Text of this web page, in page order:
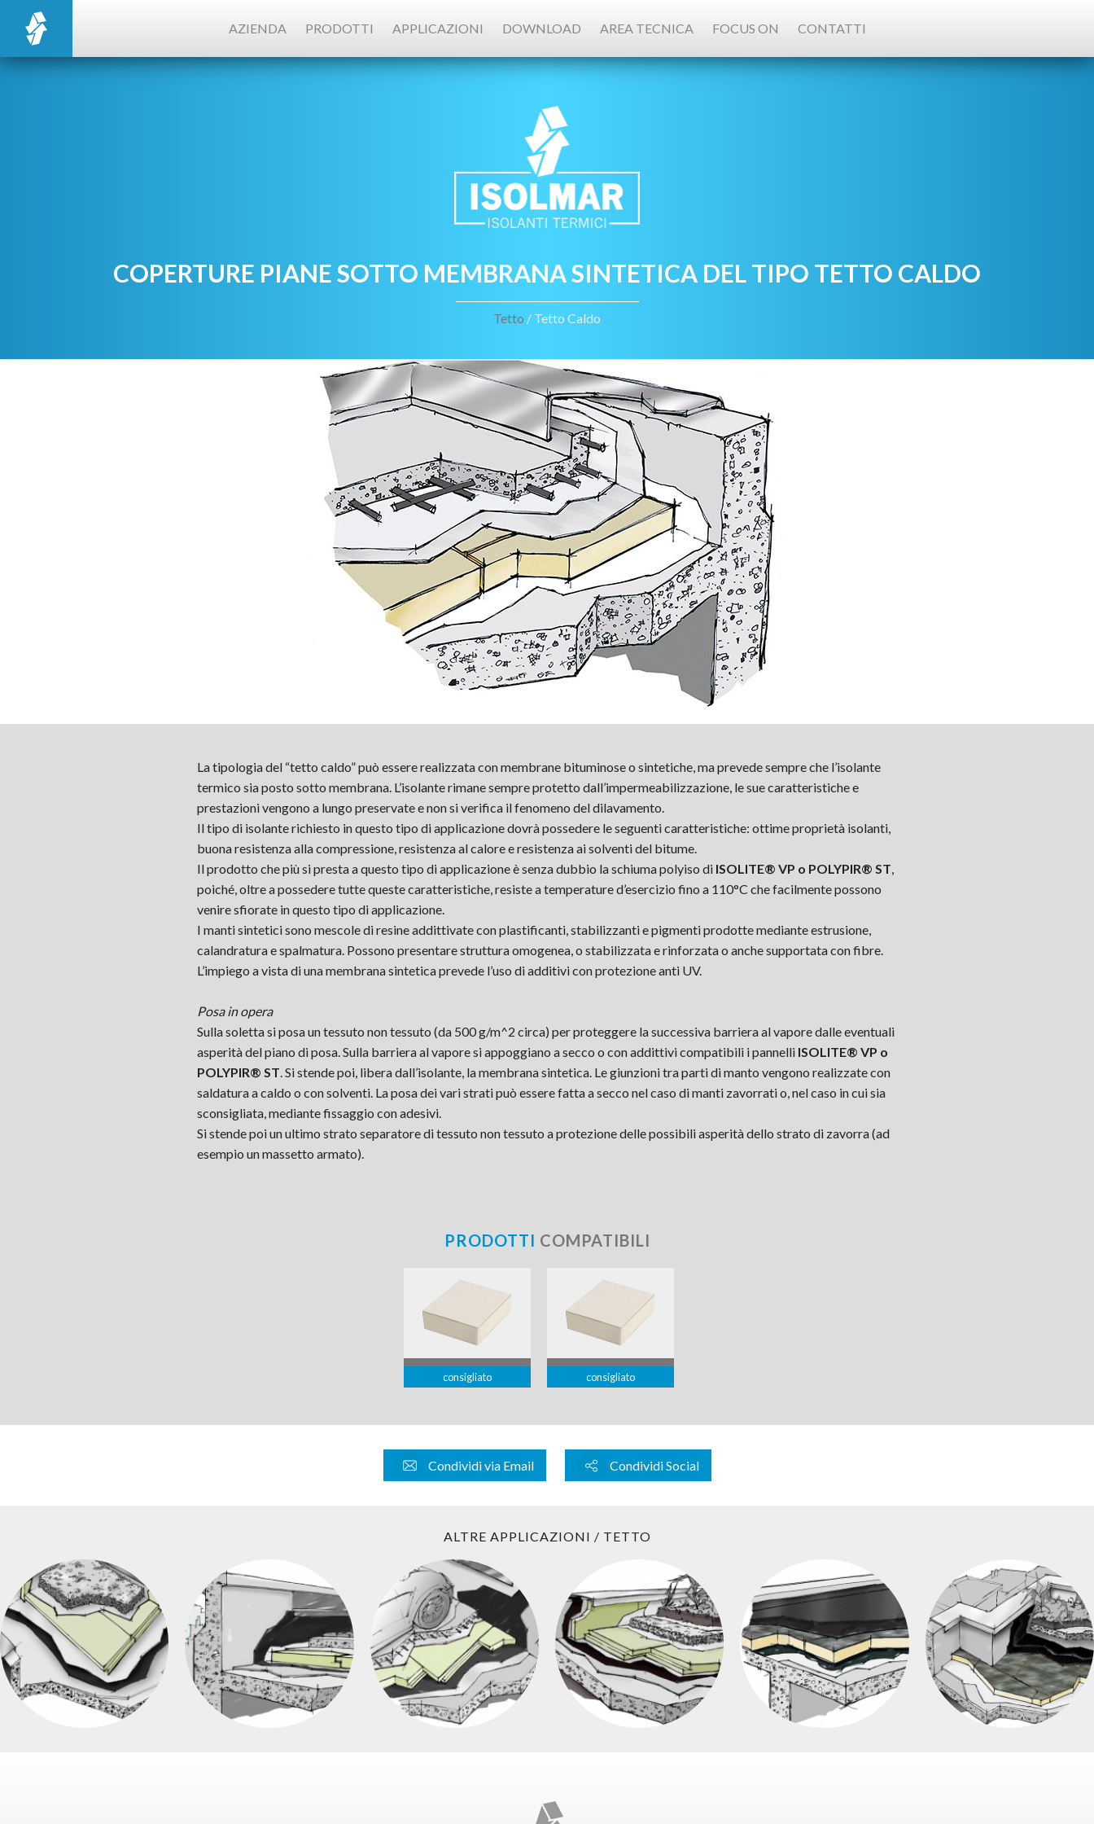
AZIENDA PRODOTTI APPLICAZIONI DOWNLOAD AREA TECNICA FOCUS ON CONTATTI
COPERTURE PIANE SOTTO MEMBRANA SINTETICA DEL TIPO TETTO CALDO
Tetto / Tetto Caldo
La tipologia del “tetto caldo” può essere realizzata con membrane bituminose o sintetiche, ma prevede sempre che l’isolante
termico sia posto sotto membrana. L’isolante rimane sempre protetto dall’impermeabilizzazione, le sue caratteristiche e
prestazioni vengono a lungo preservate e non si verifica il fenomeno del dilavamento.
Il tipo di isolante richiesto in questo tipo di applicazione dovrà possedere le seguenti caratteristiche: ottime proprietà isolanti,
buona resistenza alla compressione, resistenza al calore e resistenza ai solventi del bitume.
Il prodotto che più si presta a questo tipo di applicazione è senza dubbio la schiuma polyiso di ISOLITE® VP o POLYPIR® ST,
poiché, oltre a possedere tutte queste caratteristiche, resiste a temperature d’esercizio fino a 110°C che facilmente possono
venire sfiorate in questo tipo di applicazione.
I manti sintetici sono mescole di resine addittivate con plastificanti, stabilizzanti e pigmenti prodotte mediante estrusione,
calandratura e spalmatura. Possono presentare struttura omogenea, o stabilizzata e rinforzata o anche supportata con fibre.
L’impiego a vista di una membrana sintetica prevede l’uso di additivi con protezione anti UV.
Posa in opera
Sulla soletta si posa un tessuto non tessuto (da 500 g/m^2 circa) per proteggere la successiva barriera al vapore dalle eventuali
asperità del piano di posa. Sulla barriera al vapore si appoggiano a secco o con addittivi compatibili i pannelli ISOLITE® VP o
POLYPIR® ST. Si stende poi, libera dall’isolante, la membrana sintetica. Le giunzioni tra parti di manto vengono realizzate con
saldatura a caldo o con solventi. La posa dei vari strati può essere fatta a secco nel caso di manti zavorrati o, nel caso in cui sia
sconsigliata, mediante fissaggio con adesivi.
Si stende poi un ultimo strato separatore di tessuto non tessuto a protezione delle possibili asperità dello strato di zavorra (ad
esempio un massetto armato).
PRODOTTI COMPATIBILI
consigliato consigliato
Condividi via Email Condividi Social
ALTRE APPLICAZIONI / TETTO